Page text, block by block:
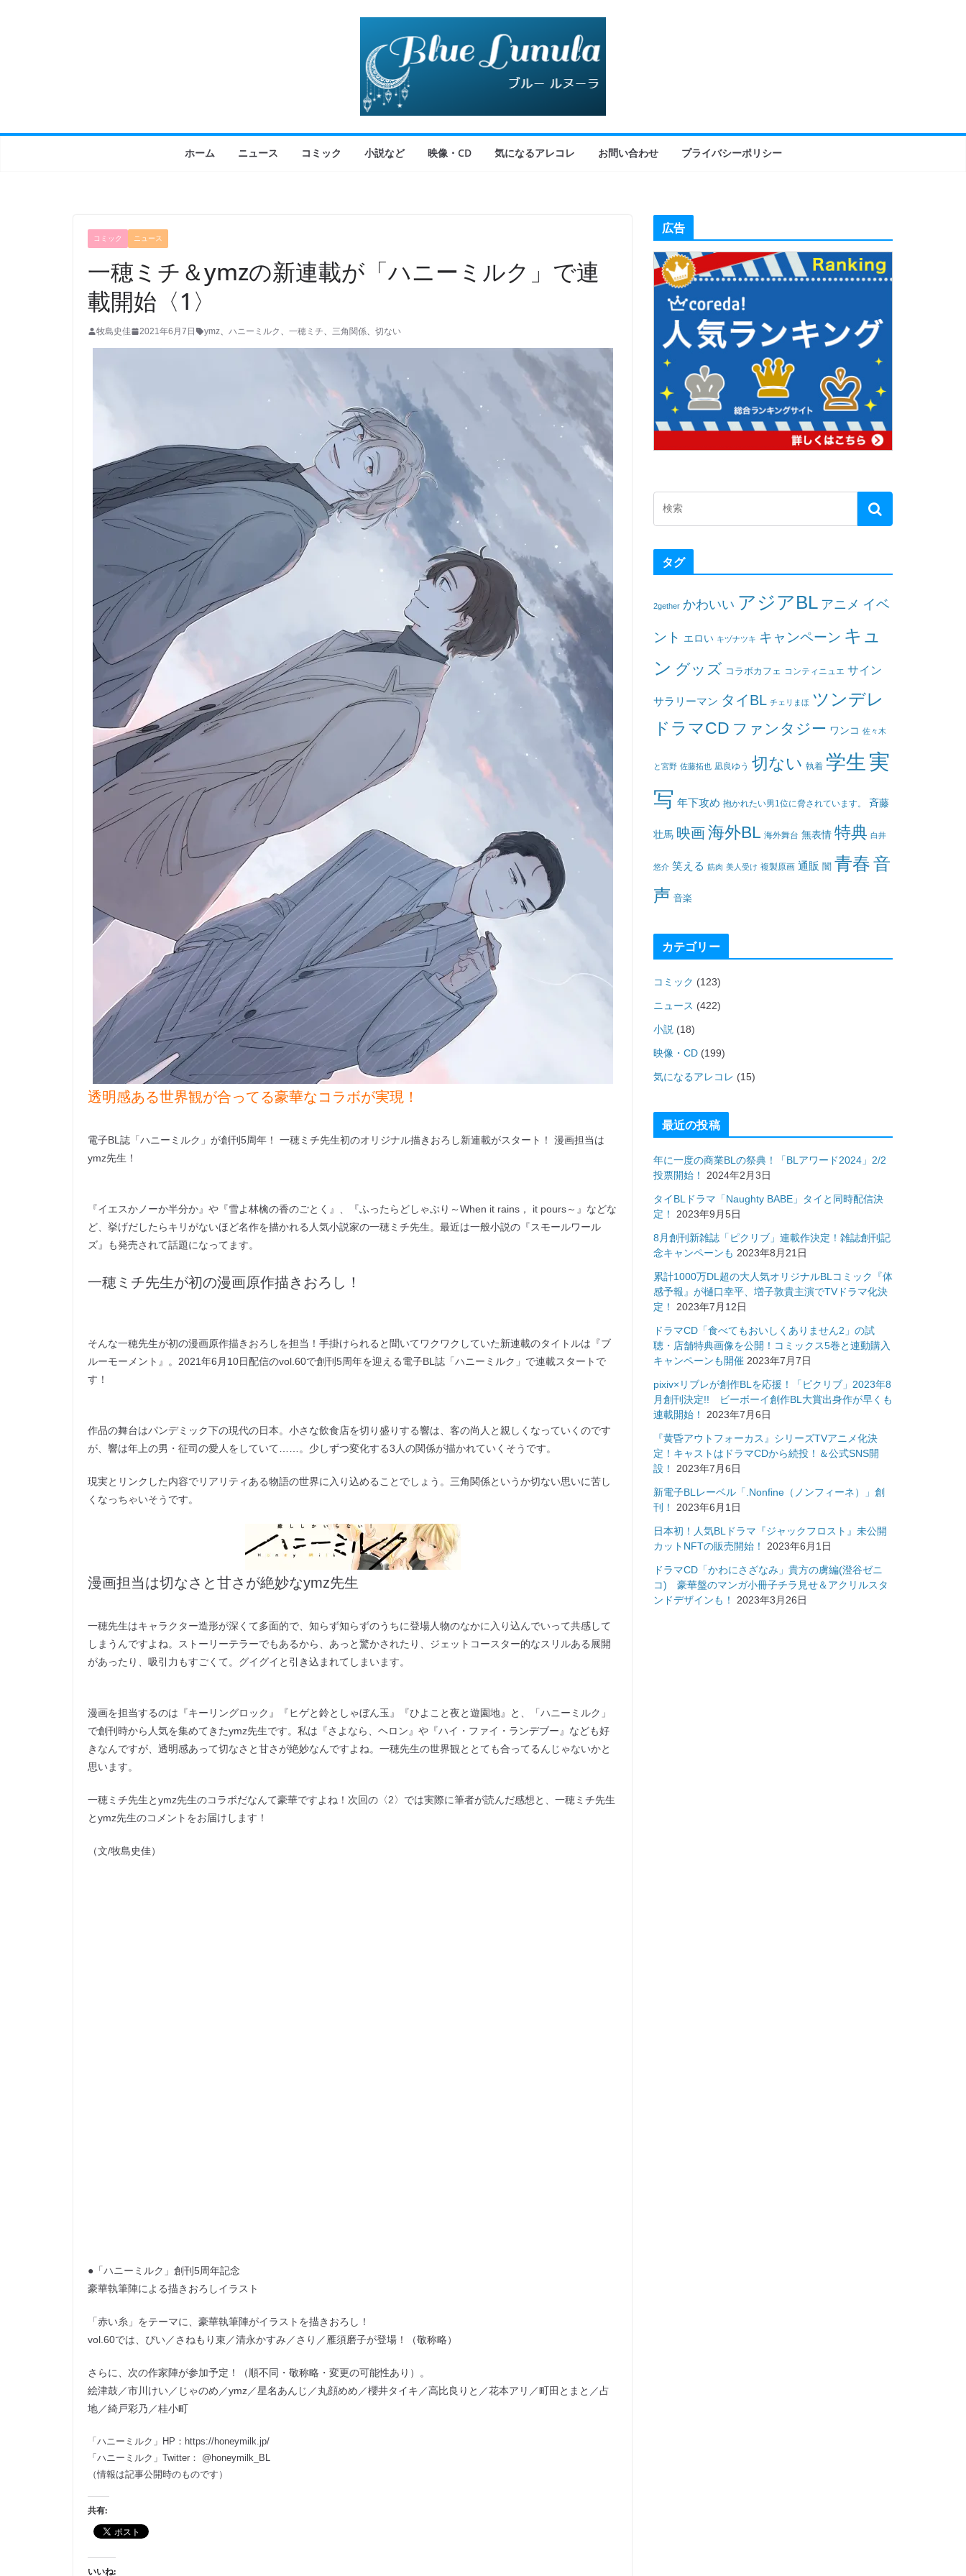
ホーム ニュース コミック 小説など 映像・CD 気になるアレコレ お問い合わせ プライバシーポリシー
コミック ニュース
一穂ミチ＆ymzの新連載が「ハニーミルク」で連
載開始〈1〉
牧島史佳 2021年6月7日 ymz ハニーミルク 一穂ミチ 三角関係 切ない
透明感ある世界観が合ってる豪華なコラボが実現！
電子BL誌「ハニーミルク」が創刊5周年！ 一穂ミチ先生初のオリジナル描きおろし新連載がスタート！ 漫画担当は
ymz先生！
『イエスかノーか半分か』や『雪よ林檎の香のごとく』、『ふったらどしゃぶり～When it rains， it pours～』などな
ど、挙げだしたらキリがないほど名作を描かれる人気小説家の一穂ミチ先生。最近は一般小説の『スモールワール
ズ』も発売されて話題になってます。
一穂ミチ先生が初の漫画原作描きおろし！
そんな一穂先生が初の漫画原作描きおろしを担当！手掛けられると聞いてワクワクしていた新連載のタイトルは『ブ
ルーモーメント』。2021年6月10日配信のvol.60で創刊5周年を迎える電子BL誌「ハニーミルク」で連載スタートで
す！
作品の舞台はパンデミック下の現代の日本。小さな飲食店を切り盛りする響は、客の尚人と親しくなっていくのです
が、響は年上の男・征司の愛人をしていて……。少しずつ変化する3人の関係が描かれていくそうです。
現実とリンクした内容でリアリティある物語の世界に入り込めることでしょう。三角関係というか切ない思いに苦し
くなっちゃいそうです。
漫画担当は切なさと甘さが絶妙なymz先生
一穂先生はキャラクター造形が深くて多面的で、知らず知らずのうちに登場人物のなかに入り込んでいって共感して
しまうんですよね。ストーリーテラーでもあるから、あっと驚かされたり、ジェットコースター的なスリルある展開
があったり、吸引力もすごくて。グイグイと引き込まれてしまいます。
漫画を担当するのは『キーリングロック』『ヒゲと鈴としゃぼん玉』『ひよこと夜と遊園地』と、「ハニーミルク」
で創刊時から人気を集めてきたymz先生です。私は『さよなら、ヘロン』や『ハイ・ファイ・ランデブー』なども好
きなんですが、透明感あって切なさと甘さが絶妙なんですよね。一穂先生の世界観ととても合ってるんじゃないかと
思います。
一穂ミチ先生とymz先生のコラボだなんて豪華ですよね！次回の〈2〉では実際に筆者が読んだ感想と、一穂ミチ先生
とymz先生のコメントをお届けします！
（文/牧島史佳）
●「ハニーミルク」創刊5周年記念
豪華執筆陣による描きおろしイラスト
「赤い糸」をテーマに、豪華執筆陣がイラストを描きおろし！
vol.60では、ぴい／さねもり束／清永かすみ／さり／雁須磨子が登場！（敬称略）
さらに、次の作家陣が参加予定！（順不同・敬称略・変更の可能性あり）。
絵津鼓／市川けい／じゃのめ／ymz／星名あんじ／丸顔めめ／櫻井タイキ／高比良りと／花本アリ／町田とまと／占
地／綺戸彩乃／桂小町
「ハニーミルク」HP：https://honeymilk.jp/
「ハニーミルク」Twitter：‎ ‎@honeymilk_BL
（情報は記事公開時のものです）
共有:
いいね:
広告
タグ
2gether かわいい アジアBL アニメ イベ
ント エロい キヅナツキ キャンペーン キュ
ン グッズ コラボカフェ コンティニュエ サイン
サラリーマン タイBL チェリまほ ツンデレ
ドラマCD ファンタジー ワンコ 佐々木
と宮野 佐藤拓也 凪良ゆう 切ない 執着 学生 実
写 年下攻め 抱かれたい男1位に脅されています。 斉藤
壮馬 映画海外BL 海外舞台 無表情 特典 白井
悠介 笑える 筋肉 美人受け 複製原画 通販 闇 青春音
声 音楽
カテゴリー
コミック (123)
ニュース (422)
小説 (18)
映像・CD (199)
気になるアレコレ (15)
最近の投稿
年に一度の商業BLの祭典！「BLアワード2024」2/2
投票開始！
2024年2月3日
タイBLドラマ「Naughty BABE」タイと同時配信決
定！
2023年9月5日
8月創刊新雑誌「ピクリブ」連載作決定！雑誌創刊記
念キャンペーンも 2023年8月21日
累計1000万DL超の大人気オリジナルBLコミック『体
感予報』が樋口幸平、増子敦貴主演でTVドラマ化決
定！
2023年7月12日
ドラマCD「食べてもおいしくありません2」の試
聴・店舗特典画像を公開！コミックス5巻と連動購入
キャンペーンも開催 2023年7月7日
pixiv×リブレが創作BLを応援！「ピクリブ」2023年8
月創刊決定!! ビーボーイ創作BL大賞出身作が早くも
連載開始！
2023年7月6日
『黄昏アウトフォーカス』シリーズTVアニメ化決
定！キャストはドラマCDから続投！＆公式SNS開
設！
2023年7月6日
新電子BLレーベル「.Nonfine（ノンフィーネ）」創
刊！
2023年6月1日
日本初！人気BLドラマ『ジャックフロスト』未公開
カットNFTの販売開始！
2023年6月1日
ドラマCD「かわにさざなみ」貴方の虜編(澄谷ゼニ
コ) 豪華盤のマンガ小冊子チラ見せ＆アクリルスタ
ンドデザインも！
2023年3月26日